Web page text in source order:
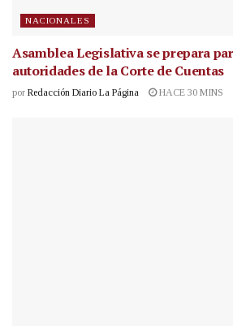
NACIONALES
Asamblea Legislativa se prepara
autoridades de la Corte de Cuentas
por Redacción Diario La Página HACE 30 MINS